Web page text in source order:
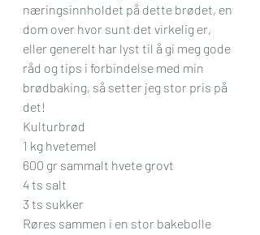
næringsinnholdet på dette brødet, en
dom over hvor sunt det virkelig er,
eller generelt har lyst til å gi meg gode
råd og tips i forbindelse med min
brødbaking, så setter jeg stor pris på
det!
Kulturbrød
1 kg hvetemel
600 gr sammalt hvete grovt
4 ts salt
3 ts sukker
Røres sammen i en stor bakebolle